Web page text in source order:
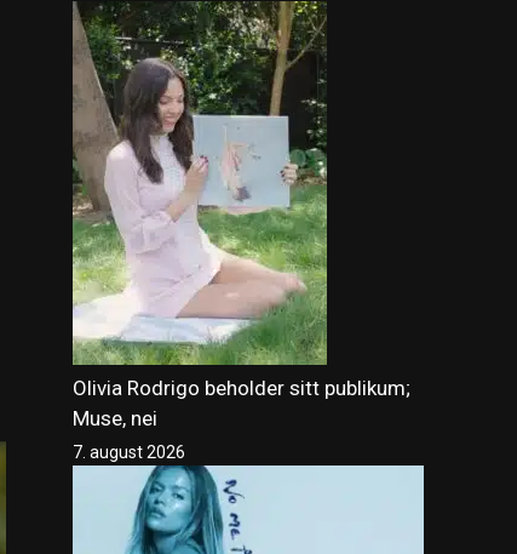
Olivia Rodrigo beholder sitt publikum;
Muse, nei
7. august 2026